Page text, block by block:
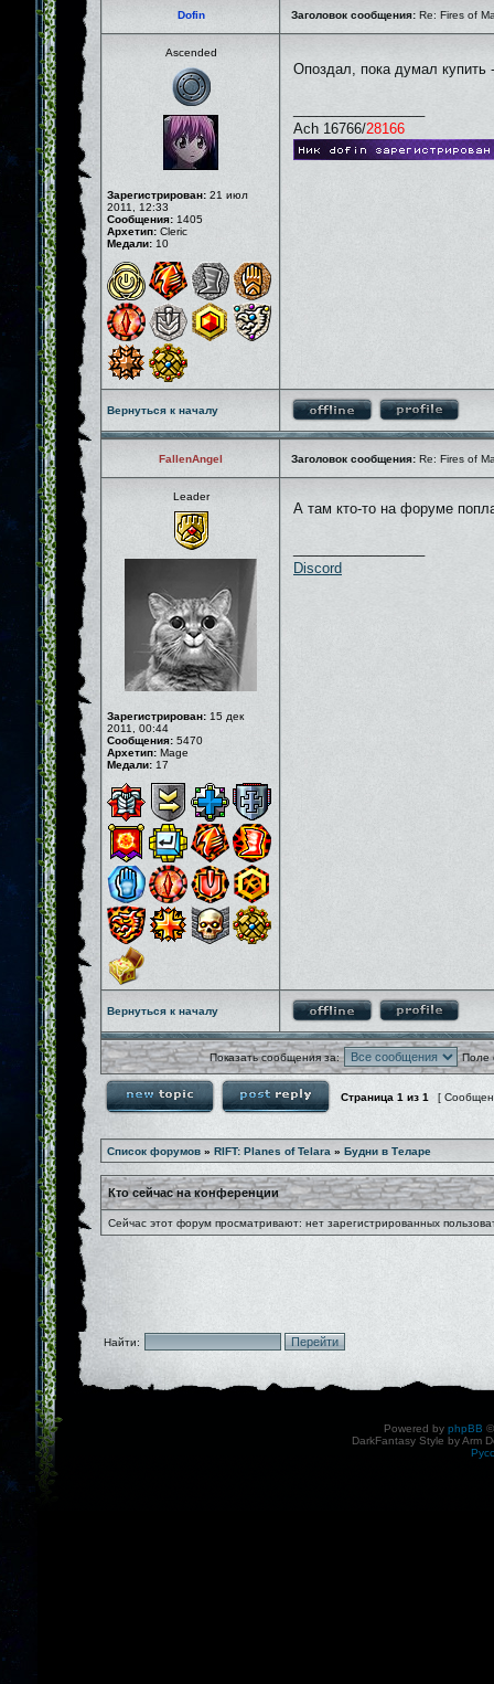
Dofin Заголовок сообщения: Re: Fires of
Ascended
Зарегистрирован: 21 июл
2011, 12:33
Сообщения: 1405
Архетип: Cleric
Медали: 10
Опоздал, пока думал
Ach 16766/28166
Вернуться к началу
FallenAngel Заголовок сообщения: Re: Fires of
Leader
Зарегистрирован: 15 дек
2011, 00:44
Сообщения: 5470
Архетип: Mage
Медали: 17
А там кто-то на форуме
Discord
Вернуться к началу
Показать сообщения за: Поле
Страница 1 из 1 [
Список форумов » RIFT: Planes of Telara » Будни в Теларе
Кто сейчас на конференции
Сейчас этот форум просматривают: нет зарегистрированных
Найти:
Powered by phpBB
DarkFantasy Style by Arm